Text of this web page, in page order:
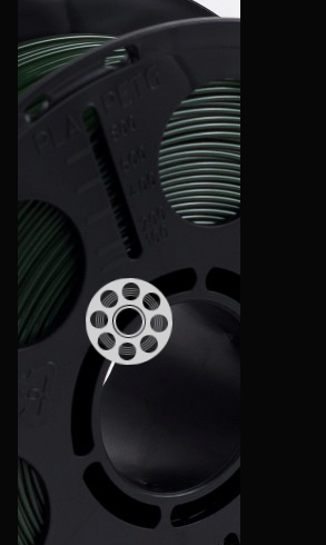
Еще
Войти
О нас
Филиалы
Сертификаты